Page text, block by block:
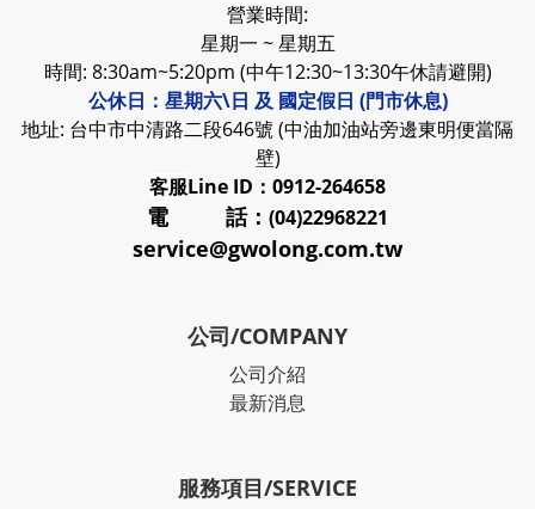
營業時間:
星期一 ~ 星期五
時間: 8:30am~5:20pm (中午12:30~13:30午休請避開)
公休日：星期六\日 及 國定假日 (門市休息)
地址: 台中市中清路二段646號 (中油加油站旁邊東明便當隔
壁)
客服Line ID：0912-264658
電 話： (04)22968221
service@gwolong.com.tw
公司/COMPANY
公司介紹
最新消息
服務項目/SERVICE